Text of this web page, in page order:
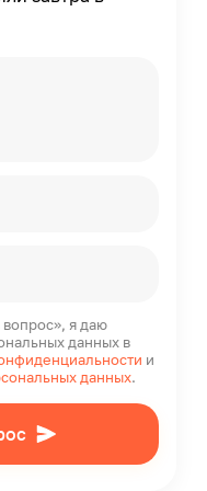
я даю
данных в
и
данных.